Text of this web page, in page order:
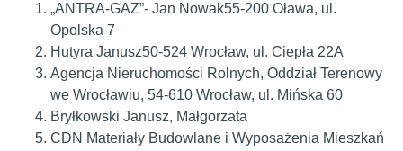
„ANTRA-GAZ”- Jan Nowak55-200 Oława, ul.
Opolska 7
Hutyra Janusz50-524 Wrocław, ul. Ciepła 22A
Agencja Nieruchomości Rolnych, Oddział Terenowy
we Wrocławiu, 54-610 Wrocław, ul. Mińska 60
Bryłkowski Janusz, Małgorzata
CDN Materiały Budowlane i Wyposażenia Mieszkań